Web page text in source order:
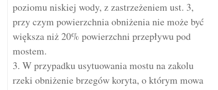
poziomu niskiej wody, z zastrzeżeniem ust. 3,
przy czym powierzchnia obniżenia nie może być
większa niż 20% powierzchni przepływu pod
mostem.
3. W przypadku usytuowania mostu na zakolu
rzeki obniżenie brzegów koryta, o którym mowa